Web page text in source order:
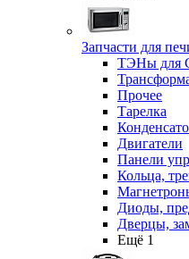
Запчасти для
ТЭНы для
Прочее
Тарелка
Двигатели
Панели
Кольца,
Диоды,
Дверцы,
Ещё 1